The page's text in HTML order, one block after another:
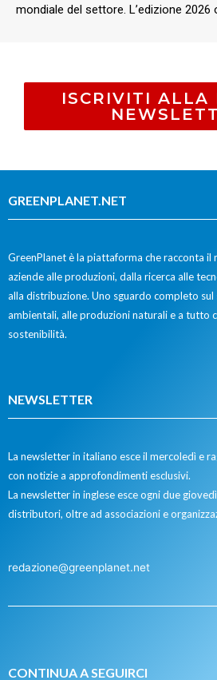
mondiale del settore. L’edizione 2026
ISCRIVITI ALLA
GREENPLANET.NET
GreenPlanet è la piattaforma che racconta
aziende alle produzioni, dalla ricerca alle
alla distribuzione. Uno sguardo completo
ambientali, alle produzioni naturali e a tutto
sostenibilità.
NEWSLETTER
La newsletter in italiano esce il mercoledì e
con notizie a approfondimenti esclusivi.
La newsletter in inglese esce ogni due
distributori, oltre ad associazioni e
redazione@greenplanet.net
CONTINUA A SEGUIRCI